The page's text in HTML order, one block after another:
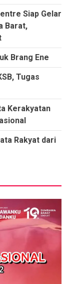
Siap Gelar
Barat,
Brang Ene
Tugas
Kerakyatan
Rakyat dari